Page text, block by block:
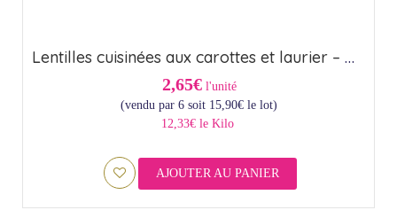
Lentilles cuisinées aux carottes et laurier – Origine France (37cl)
2,65€ l'unité
(vendu par 6 soit 15,90€le lot)
12,33€ le Kilo
AJOUTER AU PANIER